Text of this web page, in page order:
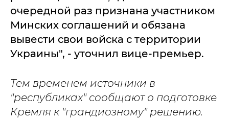
очередной раз признана участником
Минских соглашений и обязана
вывести свои войска с территории
Украины", - уточнил вице-премьер.
Тем временем источники в
"республиках" сообщают о подготовке
Кремля к "грандиозному" решению.